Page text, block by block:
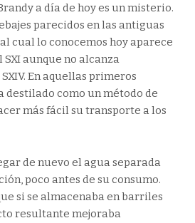
a día de hoy es un misterio.
parecidos en las antiguas
cual lo conocemos hoy aparece
aunque no alcanza
En aquellas primeros
destilado como un método de
más fácil su transporte a los
de nuevo el agua separada
poco antes de su consumo.
si se almacenaba en barriles
resultante mejoraba